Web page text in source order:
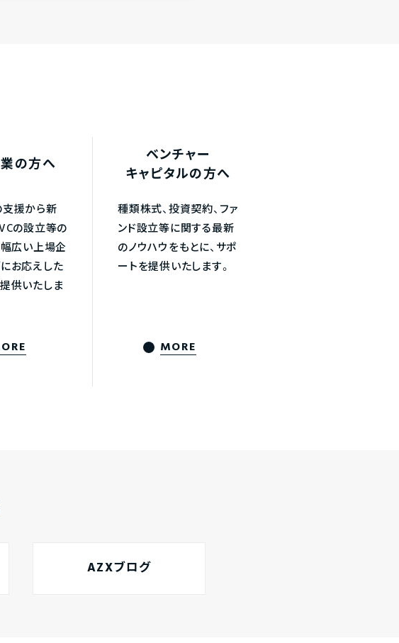
の方へ
援から新
の設立等の
幅広い上場企
お応えした
供いたしま
ベンチャー
キャピタルの方へ
種類株式、投資契約、ファ
ンド設立等に関する最新
のノウハウをもとに、サポ
ートを提供いたします。
MORE
AZXブログ